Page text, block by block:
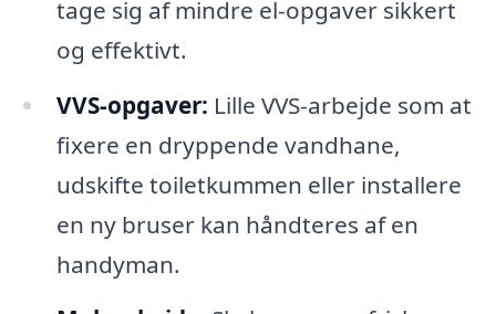
tage sig af mindre el-opgaver sikkert
og effektivt.
VVS-opgaver: Lille VVS-arbejde som at
fixere en dryppende vandhane,
udskifte toiletkummen eller installere
en ny bruser kan håndteres af en
handyman.